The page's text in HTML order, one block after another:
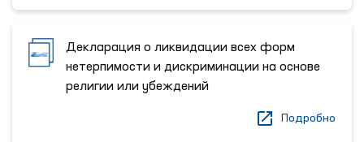
Декларация о ликвидации всех форм
нетерпимости и дискриминации на основе
религии или убеждений
Подробно